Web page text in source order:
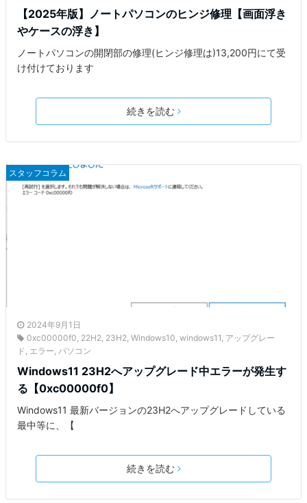
【2025年版】ノートパソコンのヒンジ修理【画面浮き
やケースの浮き】
ノートパソコンの開閉部の修理(ヒンジ修理は)13,200円にて受
け付けております
続きを読む
スタッフコラム
2024年9月1日
0xc00000f0, 22H2, 23H2, Windows10, windows11, アップグレー
ド , エラー, パソコン
Windows11 23H2へアップグレード中エラーが発生す
る【0xc00000f0】
Windows11 最新バージョンの23H2へアップグレードしている
最中等に、【
続きを読む